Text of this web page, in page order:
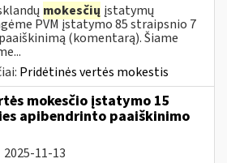
mokesčių įstatymų
PVM įstatymo 85 straipsnio 7
(komentarą). Šiame
Pridėtinės vertės mokestis
mokesčio įstatymo 15
apibendrinto paaiškinimo
2025-11-13